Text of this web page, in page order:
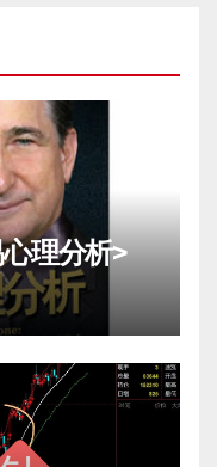
理分析>